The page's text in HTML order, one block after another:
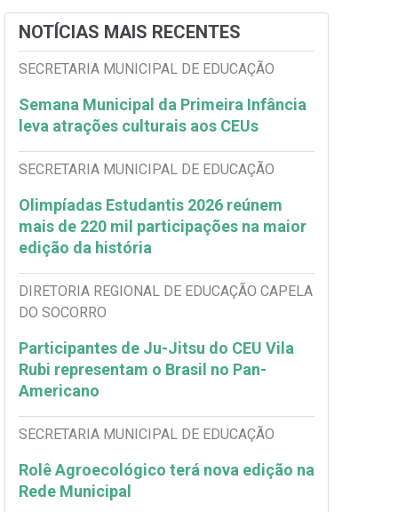
NOTÍCIAS MAIS RECENTES
SECRETARIA MUNICIPAL DE EDUCAÇÃO
Semana Municipal da Primeira Infância
leva atrações culturais aos CEUs
SECRETARIA MUNICIPAL DE EDUCAÇÃO
Olimpíadas Estudantis 2026 reúnem
mais de 220 mil participações na maior
edição da história
DIRETORIA REGIONAL DE EDUCAÇÃO CAPELA
DO SOCORRO
Participantes de Ju-Jitsu do CEU Vila
Rubi representam o Brasil no Pan-
Americano
SECRETARIA MUNICIPAL DE EDUCAÇÃO
Rolê Agroecológico terá nova edição na
Rede Municipal